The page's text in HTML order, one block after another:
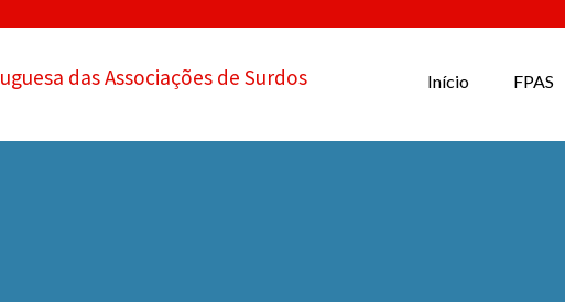
das Associações de Surdos Início FPAS